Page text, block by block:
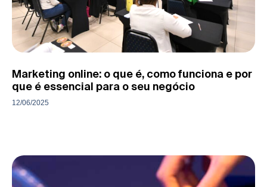
Marketing online: o que é, como funciona e por
que é essencial para o seu negócio
12/06/2025